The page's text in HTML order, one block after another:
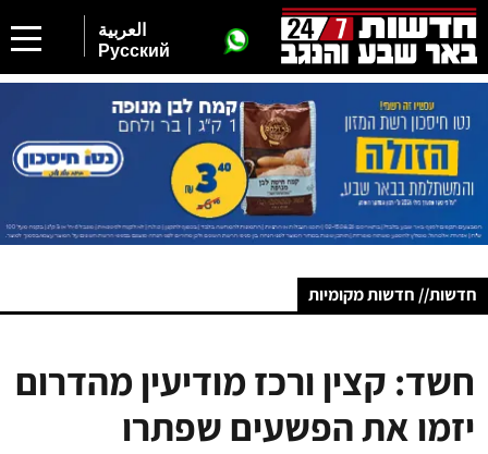
العربية
Русский
חדשות// חדשות מקומיות
חשד: קצין ורכז מודיעין מהדרום
יזמו את הפשעים שפתרו